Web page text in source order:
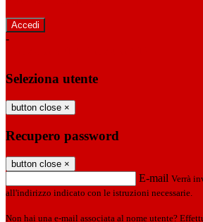
-
Seleziona utente
button close ×
Recupero password
button close ×
E-mail Verrà
all'indirizzo indicato con le istruzioni necessarie.
Non hai una e-mail associata al nome utente?